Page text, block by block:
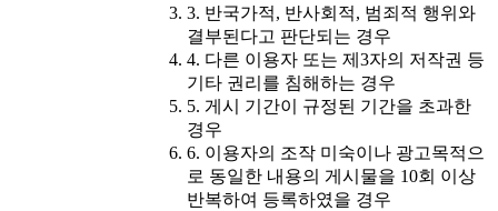
3. 반국가적, 반사회적, 범죄적 행위와
결부된다고 판단되는 경우
4. 다른 이용자 또는 제3자의 저작권 등
기타 권리를 침해하는 경우
5. 게시 기간이 규정된 기간을 초과한
경우
6. 이용자의 조작 미숙이나 광고목적으
로 동일한 내용의 게시물을 10회 이상
반복하여 등록하였을 경우